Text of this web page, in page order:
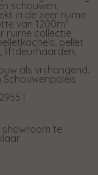
schouwen.
in de zeer ruime
van 1200m²
ruime collectie
pellet
liftdeurhaarden,
als vrijhangend.
|
showroom te